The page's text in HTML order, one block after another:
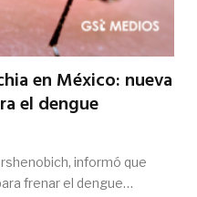
en México: nueva
el dengue
informó que
frenar el dengue…